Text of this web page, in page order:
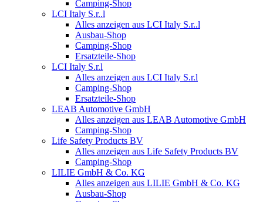
Camping-Shop
LCI Italy S.r..l
Alles anzeigen aus LCI Italy S.r..l
Ausbau-Shop
Camping-Shop
Ersatzteile-Shop
LCI Italy S.r.l
Alles anzeigen aus LCI Italy S.r.l
Camping-Shop
Ersatzteile-Shop
LEAB Automotive GmbH
Alles anzeigen aus LEAB Automotive GmbH
Camping-Shop
Life Safety Products BV
Alles anzeigen aus Life Safety Products BV
Camping-Shop
LILIE GmbH & Co. KG
Alles anzeigen aus LILIE GmbH & Co. KG
Ausbau-Shop